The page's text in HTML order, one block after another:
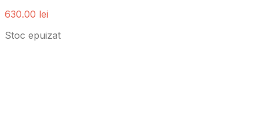
630.00 lei
Stoc epuizat